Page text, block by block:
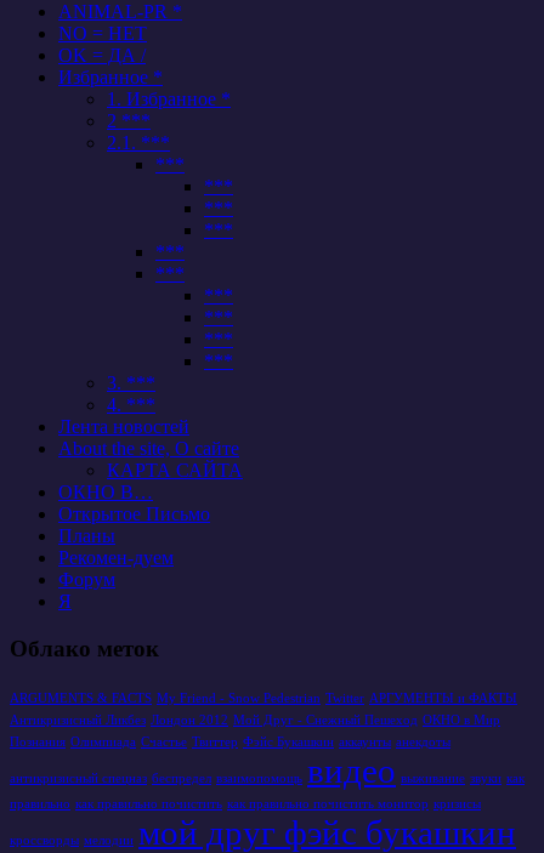
ANIMAL-PR *
NO = НЕТ
OK = ДА /
Избранное *
1. Избранное *
2 ***
2.1. ***
***
***
***
***
***
***
***
***
***
***
3. ***
4. ***
Лента новостей
About the site, О сайте
КАРТА САЙТА
ОКНО В…
Открытое Письмо
Планы
Рекомен-дуем
Форум
Я
Облако меток
ARGUMENTS & FACTS My Friend - Snow Pedestrian Twitter АРГУМЕНТЫ и ФАКТЫ
Антикризисный Ликбез Лондон 2012 Мой Друг - Снежный Пешеход ОКНО в Мир
Познания Олимпиада Счастье Твиттер Фэйс Букашкин аккаунты анекдоты
антикризисный спецназ беспредел взаимопомощь видео выживание звуки как
правильно как правильно почистить как правильно почистить монитор кризисы
кроссворды мелодии мой друг фэйс букашкин